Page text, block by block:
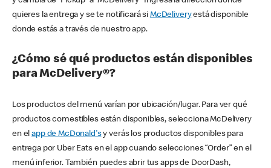
quieres la entrega y se te notificará si McDeliveryestá disponible
donde estás a través de nuestro app.
¿Cómo sé qué productos están disponibles
para McDelivery®?
Los productos del menú varían por ubicación/lugar. Para ver qué
productos comestibles están disponibles, selecciona McDelivery
en elapp de McDonald'sy verás los productos disponibles para
entrega por Uber Eats en el app cuando selecciones “Order” en el
menú inferior. También puedes abrir tus apps de DoorDash,